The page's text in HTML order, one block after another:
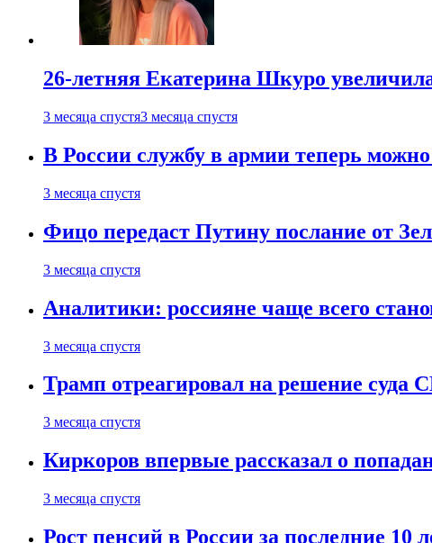
26-летняя Екатерина Шкуро
3 месяца спустя3 месяца спустя
В России службу в армии теперь
3 месяца спустя
Фицо передаст Путину послание от
3 месяца спустя
Аналитики: россияне чаще всего
3 месяца спустя
Трамп отреагировал на решение
3 месяца спустя
Киркоров впервые рассказал о
3 месяца спустя
Рост пенсий в России за последние 10